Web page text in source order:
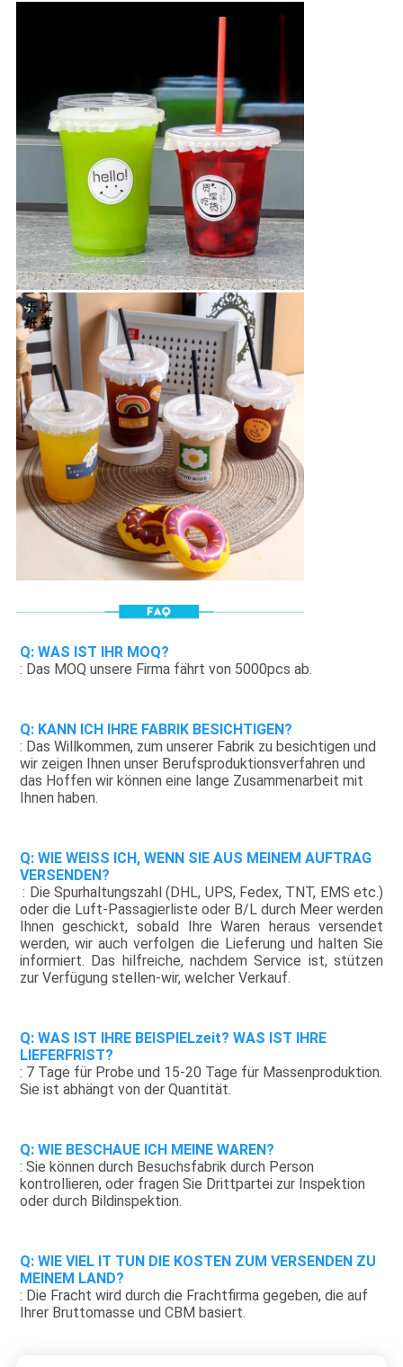
Q: WAS IST IHR MOQ?
: Das MOQ unsere Firma fährt von 5000pcs ab.
Q: KANN ICH IHRE FABRIK BESICHTIGEN?
: Das Willkommen, zum unserer Fabrik zu besichtigen und
wir zeigen Ihnen unser Berufsproduktionsverfahren und
das Hoffen wir können eine lange Zusammenarbeit mit
Ihnen haben.
Q: WIE WEISS ICH, WENN SIE AUS MEINEM AUFTRAG
VERSENDEN?
: Die Spurhaltungszahl (DHL, UPS, Fedex, TNT, EMS etc.)
oder die Luft-Passagierliste oder B/L durch Meer werden
Ihnen geschickt, sobald Ihre Waren heraus versendet
werden, wir auch verfolgen die Lieferung und halten Sie
informiert. Das hilfreiche, nachdem Service ist, stützen
zur Verfügung stellen-wir, welcher Verkauf.
Q: WAS IST IHRE BEISPIELzeit? WAS IST IHRE
LIEFERFRIST?
: 7 Tage für Probe und 15-20 Tage für Massenproduktion.
Sie ist abhängt von der Quantität.
Q: WIE BESCHAUE ICH MEINE WAREN?
: Sie können durch Besuchsfabrik durch Person
kontrollieren, oder fragen Sie Drittpartei zur Inspektion
oder durch Bildinspektion.
Q: WIE VIEL IT TUN DIE KOSTEN ZUM VERSENDEN ZU
MEINEM LAND?
: Die Fracht wird durch die Frachtfirma gegeben, die auf
Ihrer Bruttomasse und CBM basiert.